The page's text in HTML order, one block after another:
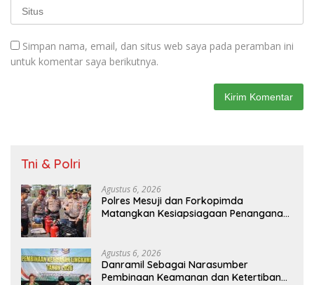
Simpan nama, email, dan situs web saya pada peramban ini
untuk komentar saya berikutnya.
Tni & Polri
Agustus 6, 2026
Polres Mesuji dan Forkopimda
Matangkan Kesiapsiagaan Penanganan
Agustus 6, 2026
Danramil Sebagai Narasumber
Pembinaan Keamanan dan Ketertiban